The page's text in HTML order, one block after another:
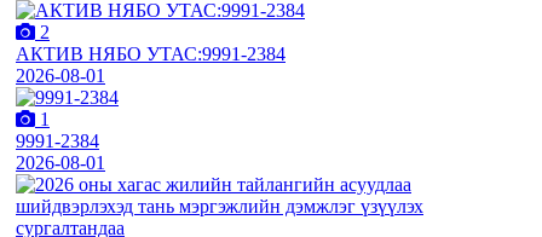
2
АКТИВ НЯБО УТАС:9991-2384
2026-08-01
1
9991-2384
2026-08-01